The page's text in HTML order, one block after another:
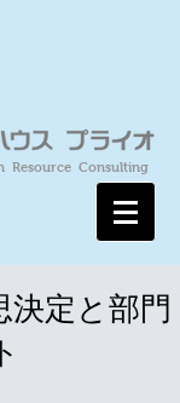
Resource Consulting
決定と部門